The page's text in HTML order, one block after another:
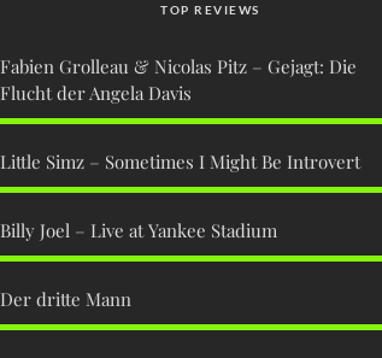
TOP REVIEWS
Fabien Grolleau & Nicolas Pitz – Gejagt: Die
Flucht der Angela Davis
Little Simz – Sometimes I Might Be Introvert
Billy Joel – Live at Yankee Stadium
Der dritte Mann